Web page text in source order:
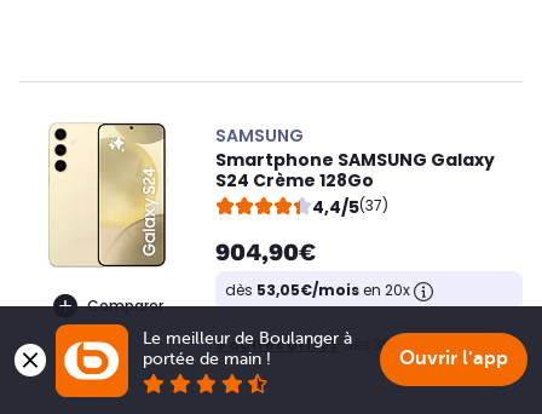
Comparer
SAMSUNG
Smartphone SAMSUNG Galaxy
S24 Crème 128Go
4,4/5(37)
904,90€
dès 53,05€/moisen 20x
9 autres offres dès 369,00€
Le meilleur de Boulanger à
portée de main !
Ouvrir l'app